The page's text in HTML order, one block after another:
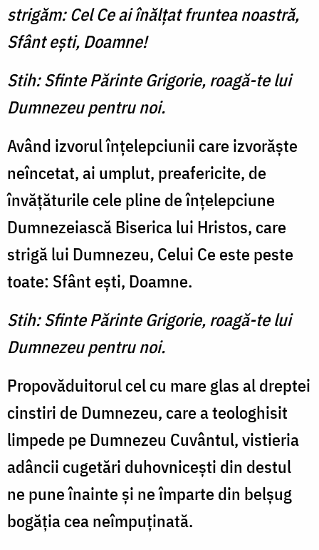
strigăm: Cel Ce ai înălţat fruntea noastră,
Sfânt eşti, Doamne!
Stih: Sfinte Părinte Grigorie, roagă-te lui
Dumnezeu pentru noi.
Având izvorul înţelepciunii care izvorăşte
neîncetat, ai umplut, preafericite, de
învăţăturile cele pline de înţelepciune
Dumnezeiască Biserica lui Hristos, care
strigă lui Dumnezeu, Celui Ce este peste
toate: Sfânt eşti, Doamne.
Stih: Sfinte Părinte Grigorie, roagă-te lui
Dumnezeu pentru noi.
Propovăduitorul cel cu mare glas al dreptei
cinstiri de Dumnezeu, care a teologhisit
limpede pe Dumnezeu Cuvântul, vistieria
adâncii cugetări duhovniceşti din destul
ne pune înainte şi ne împarte din belşug
bogăţia cea neîmpuţinată.